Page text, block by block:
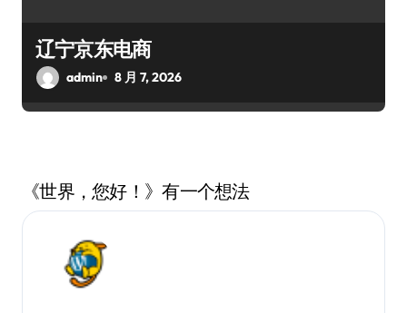
辽宁京东电商
admin 8 月 7, 2026
《世界，您好！》有一个想法